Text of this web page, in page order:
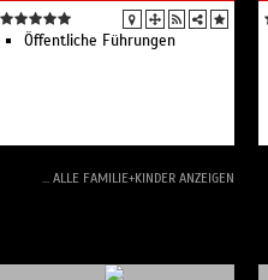
Öffentliche Führungen
... ALLE FAMILIE+KINDER ANZEIGEN